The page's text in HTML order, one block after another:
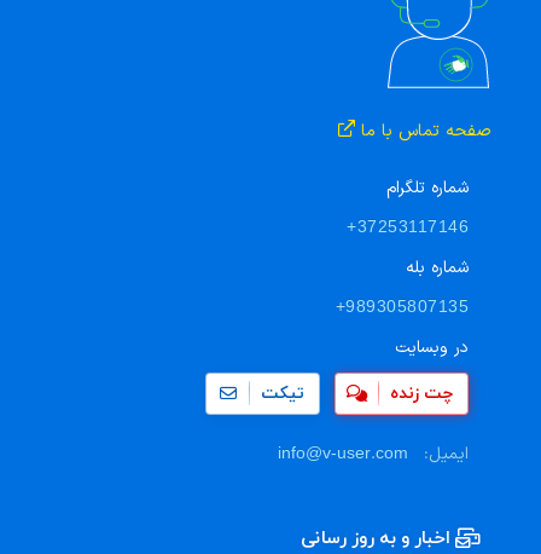
صفحه تماس با ما
شماره تلگرام
+37253117146
شماره بله
+989305807135
در وبسایت
چت زنده تیکت
ایمیل: info@v-user.com
اخبار و به روز رسانی